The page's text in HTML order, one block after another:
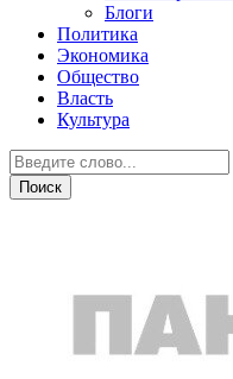
Блоги
Политика
Экономика
Общество
Власть
Культура